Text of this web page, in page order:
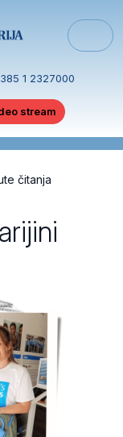
1 2327000
stream
čitanja